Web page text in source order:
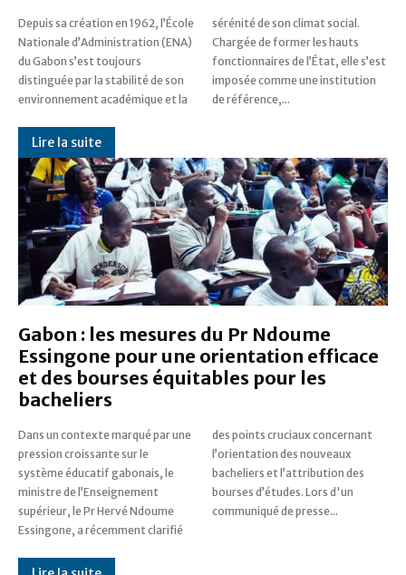
Depuis sa création en 1962, l’École
Nationale d’Administration (ENA)
du Gabon s’est toujours
distinguée par la stabilité de son
environnement académique et la
sérénité de son climat social.
Chargée de former les hauts
fonctionnaires de l’État, elle s’est
imposée comme une institution
de référence,...
Lire la suite
Gabon : les mesures du Pr Ndoume
Essingone pour une orientation efficace
et des bourses équitables pour les
bacheliers
Dans un contexte marqué par une
pression croissante sur le
système éducatif gabonais, le
ministre de l’Enseignement
supérieur, le Pr Hervé Ndoume
Essingone, a récemment clarifié
des points cruciaux concernant
l’orientation des nouveaux
bacheliers et l’attribution des
bourses d’études. Lors d'un
communiqué de presse...